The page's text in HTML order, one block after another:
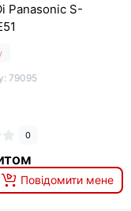
Panasonic S-
79095
0
Повідомити мене